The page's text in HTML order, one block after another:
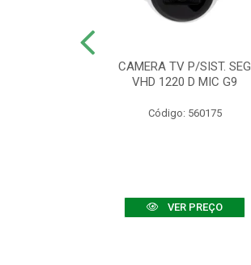
CAMERA TV P/SIST. SEG
VHD 1220 D MIC G9
Código: 560175
VER PREÇO